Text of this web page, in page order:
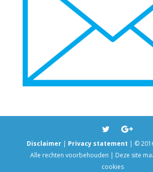
Disclaimer| Privacy statement | ©
Alle rechten voorbehouden | Deze site
cookies